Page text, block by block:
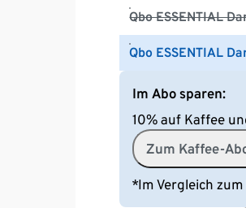
Qbo ESSENTIAL
Qbo ESSENTIAL
Im Abo sparen:
10% auf Kaffee
Zum Kaffee-
*Im Vergleich